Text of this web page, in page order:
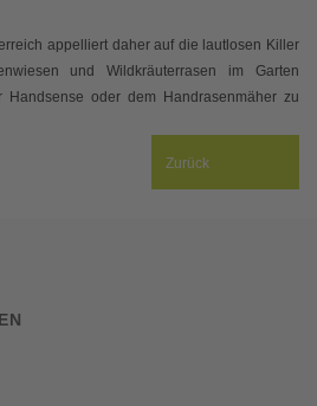
appelliert daher auf die lautlosen Killer
und Wildkräuterrasen im Garten
oder dem Handrasenmäher zu
Zurück